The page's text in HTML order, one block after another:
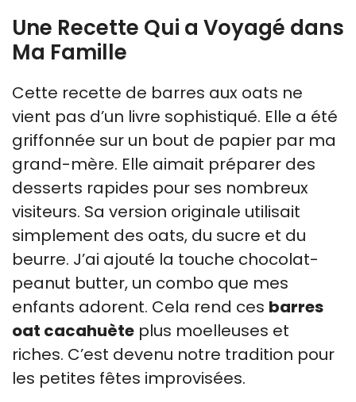
Une Recette Qui a Voyagé dans
Ma Famille
Cette recette de barres aux oats ne
vient pas d’un livre sophistiqué. Elle a été
griffonnée sur un bout de papier par ma
grand-mère. Elle aimait préparer des
desserts rapides pour ses nombreux
visiteurs. Sa version originale utilisait
simplement des oats, du sucre et du
beurre. J’ai ajouté la touche chocolat-
peanut butter, un combo que mes
enfants adorent. Cela rend ces barres
oat cacahuète plus moelleuses et
riches. C’est devenu notre tradition pour
les petites fêtes improvisées.